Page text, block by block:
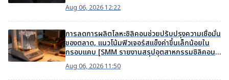
Aug 06, 2026 12:22
การลดการผลิตโลหะซิลิคอนช่วยปรับปรุงความเชื่อมั่น
ของตลาด, แนวโน้มฟิวเจอร์สแข็งค่าขึ้นเล็กน้อยใน
กรอบแคบ [SMM รายงานสรุปอุตสาหกรรมซิลิคอน
ประจำสัปดาห์]
Aug 06, 2026 11:50